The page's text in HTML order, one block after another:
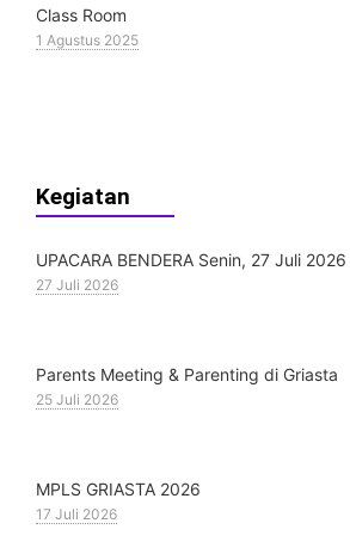
Class Room
1 Agustus 2025
Kegiatan
UPACARA BENDERA Senin, 27 Juli 2026
27 Juli 2026
Parents Meeting & Parenting di Griasta
25 Juli 2026
MPLS GRIASTA 2026
17 Juli 2026